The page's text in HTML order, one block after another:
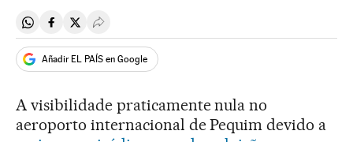
Compartir en Whatsapp
Compartir en Facebook
Compartir en Twitter
Desplegar Redes Sociales
Añadir EL PAÍS en Google
A visibilidade praticamente nula no
aeroporto internacional de Pequim devido a